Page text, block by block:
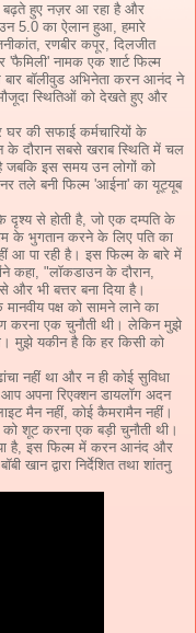
बढ़ते हुए नज़र आ रहा है और
5.0 का ऐलान हुआ, हमारे
रणबीर कपूर, दिलजीत
नामक एक शार्ट फिल्म
बार बॉलीवुड अभिनेता करन आनंद ने
स्थितिओं को देखते हुए और
घर की सफाई कर्मचारियों के
के दौरान सबसे खराब स्थिति में चल
जबकि इस समय उन लोगों को
तले बनी फिल्म 'आईना' का यूट्यूब
से होती है, जो एक दम्पति के
के भुगतान करने के लिए पति का
आ पा रही है। इस फिल्म के बारे में
कहा, "लॉकडाउन के दौरान,
और भी बत्तर बना दिया है।
पक्ष को सामने लाने का
करना एक चुनौती थी। लेकिन मुझे
मुझे यकीन है कि हर किसी को
नहीं था और न ही कोई सुविधा
अपना रिएक्शन डायलॉग अदन
मैन नहीं, कोई कैमरामैन नहीं।
शूट करना एक बड़ी चुनौती थी।
है, इस फिल्म में करन आनंद और
खान द्वारा निर्देशित तथा शांतनु